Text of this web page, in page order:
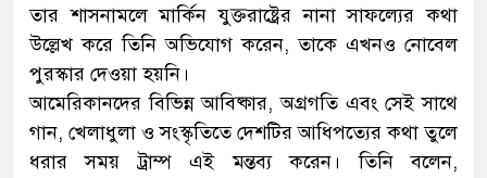
তার শাসনামলে মার্কিন যুক্তরাষ্ট্রের নানা সাফল্যের কথা
উল্লেখ করে তিনি অভিযোগ করেন, তাকে এখনও নোবেল
পুরস্কার দেওয়া হয়নি।
আমেরিকানদের বিভিন্ন আবিষ্কার, অগ্রগতি এবং সেই সাথে
গান, খেলাধুলা ও সংস্কৃতিতে দেশটির আধিপত্যের কথা তুলে
ধরার সময় ট্রাম্প এই মন্তব্য করেন। তিনি বলেন,